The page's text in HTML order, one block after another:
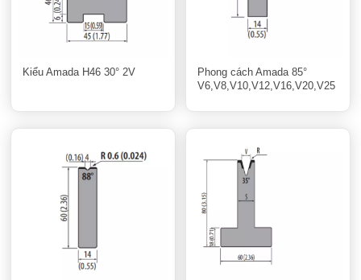
Kiểu Amada H46 30° 2V
Phong cách Amada 85°
V6,V8,V10,V12,V16,V20,V25